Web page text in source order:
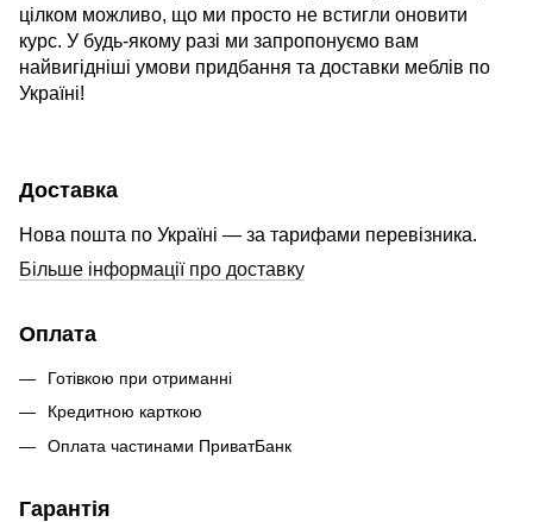
цілком можливо, що ми просто не встигли оновити
курс. У будь-якому разі ми запропонуємо вам
найвигідніші умови придбання та доставки меблів по
Україні!
Доставка
Нова пошта по Україні — за тарифами перевізника.
Більше інформації про доставку
Оплата
Готівкою при отриманні
Кредитною карткою
Оплата частинами ПриватБанк
Гарантія